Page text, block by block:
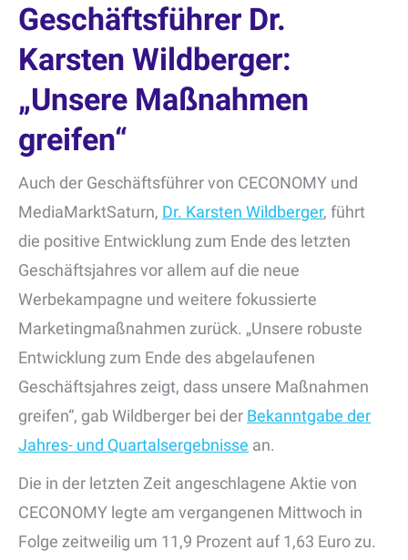
Geschäftsführer Dr.
Karsten Wildberger:
„Unsere Maßnahmen
greifen“
Auch der Geschäftsführer von CECONOMY und
MediaMarktSaturn, Dr. Karsten Wildberger, führt
die positive Entwicklung zum Ende des letzten
Geschäftsjahres vor allem auf die neue
Werbekampagne und weitere fokussierte
Marketingmaßnahmen zurück. „Unsere robuste
Entwicklung zum Ende des abgelaufenen
Geschäftsjahres zeigt, dass unsere Maßnahmen
greifen“, gab Wildberger bei der Bekanntgabe der
Jahres- und Quartalsergebnisse an.
Die in der letzten Zeit angeschlagene Aktie von
CECONOMY legte am vergangenen Mittwoch in
Folge zeitweilig um 11,9 Prozent auf 1,63 Euro zu.